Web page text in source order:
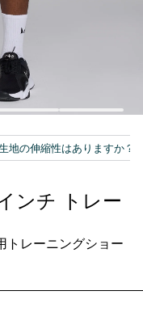
ンチ トレー
トレーニングショー